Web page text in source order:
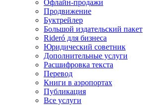
Офлайн-продажи
Продвижение
Буктрейлер
Большой издательский пакет
Rideró для бизнеса
Юридический советник
Дополнительные услуги
Расшифровка текста
Перевод
Книги в аэропортах
Публикация
Все услуги